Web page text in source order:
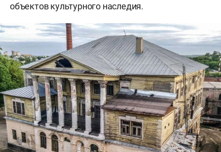
объектов культурного наследия.